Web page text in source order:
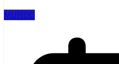
MUNDO